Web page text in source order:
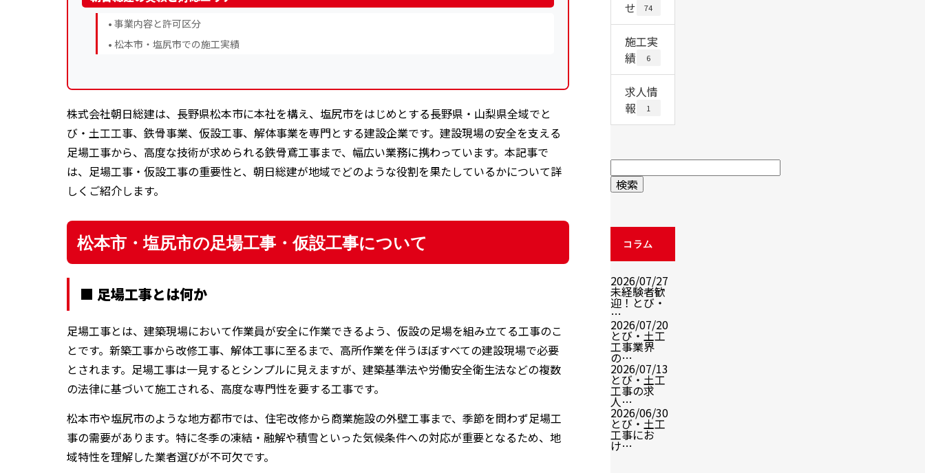
• 事業内容と許可区分
• 松本市・塩尻市での施工実績
株式会社朝日総建は、長野県松本市に本社を構え、塩尻市をはじめとする長野県・山梨県全域でと
び・土工工事、鉄骨事業、仮設工事、解体事業を専門とする建設企業です。建設現場の安全を支える
足場工事から、高度な技術が求められる鉄骨鳶工事まで、幅広い業務に携わっています。本記事で
は、足場工事・仮設工事の重要性と、朝日総建が地域でどのような役割を果たしているかについて詳
しくご紹介します。
松本市・塩尻市の足場工事・仮設工事について
■ 足場工事とは何か
足場工事とは、建築現場において作業員が安全に作業できるよう、仮設の足場を組み立てる工事のこ
とです。新築工事から改修工事、解体工事に至るまで、高所作業を伴うほぼすべての建設現場で必要
とされます。足場工事は一見するとシンプルに見えますが、建築基準法や労働安全衛生法などの複数
の法律に基づいて施工される、高度な専門性を要する工事です。
松本市や塩尻市のような地方都市では、住宅改修から商業施設の外壁工事まで、季節を問わず足場工
事の需要があります。特に冬季の凍結・融解や積雪といった気候条件への対応が重要となるため、地
域特性を理解した業者選びが不可欠です。
せ 74
施工実
績
6
求人情
報
1
コラム
2026/07/27
未経験者歓
迎！とび・
…
2026/07/20
とび・土工
工事業界
の…
2026/07/13
とび・土工
工事の求
人…
2026/06/30
とび・土工
工事にお
け…